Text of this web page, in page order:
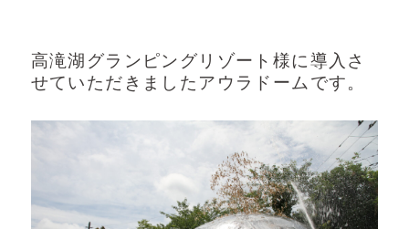
高滝湖グランピングリゾート様に導入さ
せていただきましたアウラドームです。
商品ラインナップ
納品事例
YouTube